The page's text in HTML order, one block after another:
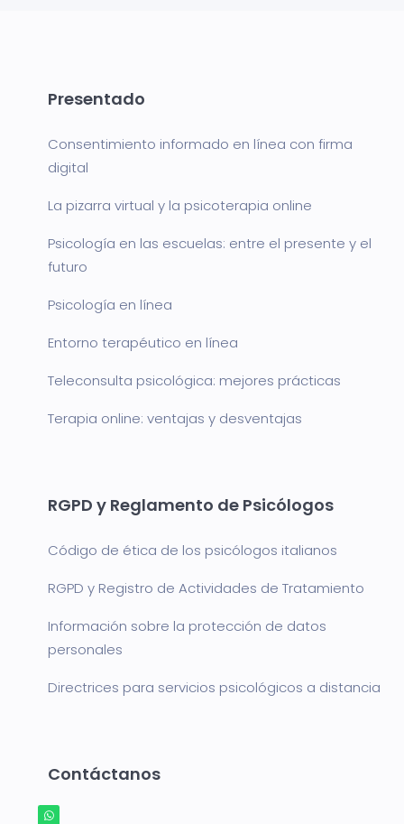
Presentado
Consentimiento informado en línea con firma
digital
La pizarra virtual y la psicoterapia online
Psicología en las escuelas: entre el presente y el
futuro
Psicología en línea
Entorno terapéutico en línea
Teleconsulta psicológica: mejores prácticas
Terapia online: ventajas y desventajas
RGPD y Reglamento de Psicólogos
Código de ética de los psicólogos italianos
RGPD y Registro de Actividades de Tratamiento
Información sobre la protección de datos
personales
Directrices para servicios psicológicos a distancia
Contáctanos